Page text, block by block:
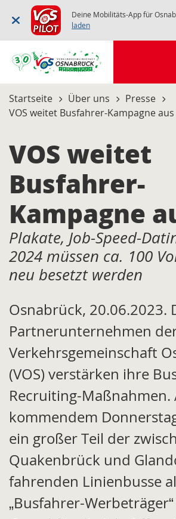
Deine Mobilitäts-App für
laden
Startseite Über uns
Presse
VOS weitet Busfahrer-Kampagne aus
VOS weitet
Busfahrer-
Kampagne
Plakate, Job-Speed-
2024 müssen ca. 100
neu besetzt werden
Osnabrück, 20.06.2023.
Partnerunternehmen
Verkehrsgemeinschaft
(VOS) verstärken ihre
Recruiting-Maßnahmen.
kommendem
ein großer Teil der
Quakenbrück und
fahrenden Linienbusse
„Busfahrer-